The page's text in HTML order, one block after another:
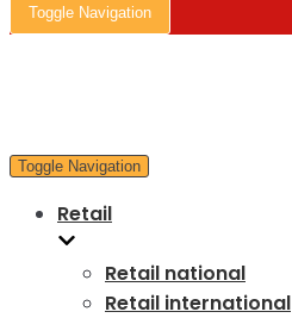
Toggle Navigation
Toggle Navigation
Retail
Retail national
Retail international